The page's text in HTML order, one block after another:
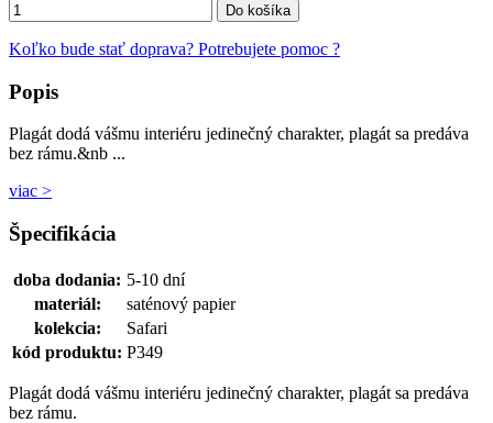
Do košíka
Koľko bude stať doprava? Potrebujete pomoc ?
Popis
Plagát dodá vášmu interiéru jedinečný charakter, plagát sa predáva
bez rámu.&nb ...
viac >
Špecifikácia
doba dodania: 5-10 dní
materiál:
saténový papier
kolekcia:
Safari
kód produktu: P349
Plagát dodá vášmu interiéru jedinečný charakter, plagát sa predáva
bez rámu.